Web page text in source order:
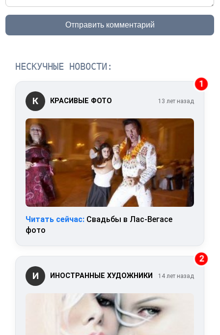
Отправить комментарий
НЕСКУЧНЫЕ НОВОСТИ:
1
К КРАСИВЫЕ ФОТО 13 лет назад
Читать сейчас: Свадьбы в Лас-Вегасе
фото
2
И ИНОСТРАННЫЕ ХУДОЖНИКИ 14 лет назад